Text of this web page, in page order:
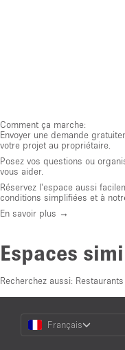
Comment ça marche:
Envoyer une demande
votre projet au propriétaire.
Posez vos questions ou
vous aider.
Réservez l'espace aussi
conditions simplifiées et à
En savoir plus →
Espaces
Recherchez aussi:
Choose
Language
Français